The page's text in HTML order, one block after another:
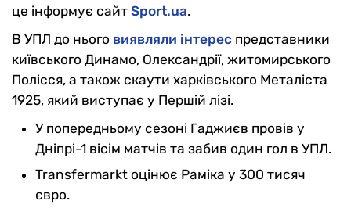
це інформує сайт Sport.ua.
В УПЛ до нього виявляли інтерес представники
київського Динамо, Олександрії, житомирського
Полісся, а також скаути харківського Металіста
1925, який виступає у Першій лізі.
У попередньому сезоні Гаджиєв провів у
Дніпрі-1 вісім матчів та забив один гол в УПЛ.
Transfermarkt оцінює Раміка у 300 тисяч
євро.